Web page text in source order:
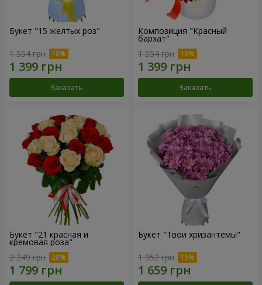
Букет "15 желтых роз"
1 554 грн
Заказать
Композиция "Красный
бархат"
1 554 грн
Заказать
Букет "21 красная и
кремовая роза"
2 249 грн
Букет "Твои хризантемы"
1 952 грн